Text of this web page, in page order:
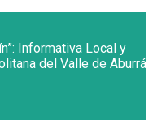
Informativa Local y
del Valle de Aburrá